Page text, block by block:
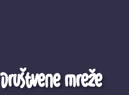
Društvene mreže